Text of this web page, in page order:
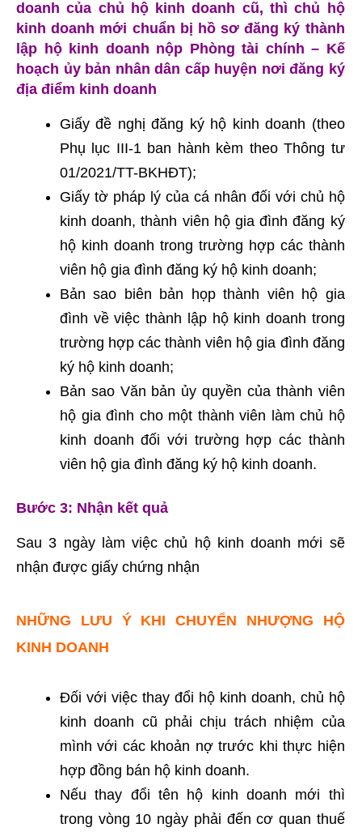
doanh của chủ hộ kinh doanh cũ, thì chủ hộ
kinh doanh mới chuẩn bị hồ sơ đăng ký thành
lập hộ kinh doanh nộp Phòng tài chính – Kế
hoạch ủy bản nhân dân cấp huyện nơi đăng ký
địa điểm kinh doanh
Giấy đề nghị đăng ký hộ kinh doanh (theo
Phụ lục III-1 ban hành kèm theo Thông tư
01/2021/TT-BKHĐT);
Giấy tờ pháp lý của cá nhân đối với chủ hộ
kinh doanh, thành viên hộ gia đình đăng ký
hộ kinh doanh trong trường hợp các thành
viên hộ gia đình đăng ký hộ kinh doanh;
Bản sao biên bản họp thành viên hộ gia
đình về việc thành lập hộ kinh doanh trong
trường hợp các thành viên hộ gia đình đăng
ký hộ kinh doanh;
Bản sao Văn bản ủy quyền của thành viên
hộ gia đình cho một thành viên làm chủ hộ
kinh doanh đối với trường hợp các thành
viên hộ gia đình đăng ký hộ kinh doanh.
Bước 3: Nhận kết quả
Sau 3 ngày làm việc chủ hộ kinh doanh mới sẽ
nhận được giấy chứng nhận
NHỮNG LƯU Ý KHI CHUYỂN NHƯỢNG HỘ
KINH DOANH
Đối với việc thay đổi hộ kinh doanh, chủ hộ
kinh doanh cũ phải chịu trách nhiệm của
mình với các khoản nợ trước khi thực hiện
hợp đồng bán hộ kinh doanh.
Nếu thay đổi tên hộ kinh doanh mới thì
trong vòng 10 ngày phải đến cơ quan thuế